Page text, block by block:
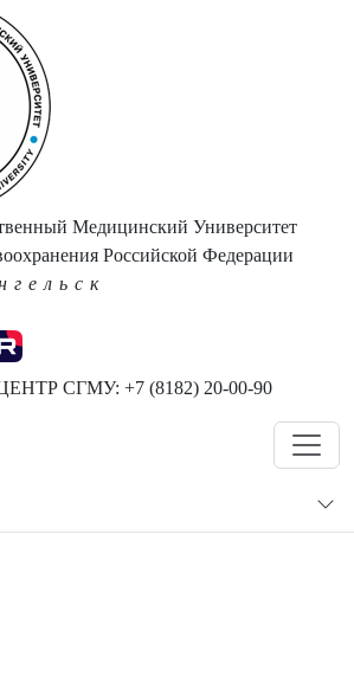
Медицинский Университет
Российской Федерации
СГМУ: +7 (8182) 20-00-90